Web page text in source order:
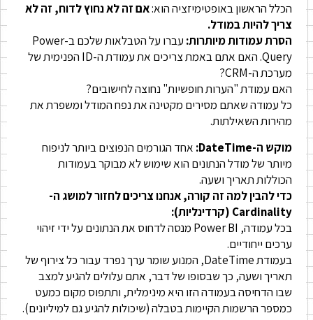
הכלל הראשון באופטימיזציה הוא:אם זה לא נחוץ לדוח, זה לא
צריך להיות במודל.
הסרת עמודות מיותרות:
עברו על הטבלאות שלכם ב-Power
Query. האם אתם באמת צריכים את עמודת ה-ID הפנימית של
מערכת ה-CRM?
האם עמודת "הערות חופשיות" נחוצה לחישובים?
כל עמודה שאתם מסירים מקטינה את נפח המודל ומשפרת את
מהירות השאילתות.
מוקש ה-DateTime:
אחד הגורמים הנפוצים ביותר לניפוח
מיותר של מודל הנתונים הוא שימוש לא מבוקר בעמודות
הכוללות תאריך ושעה.
כדי להבין למה זה קורה, אנחנו צריכים לחזור למושג ה-
Cardinality (קרדינליות):
בכל עמודה, Power BI מנסה לדחוס את הנתונים על ידי זיהוי
ערכים ייחודיים.
בעמודת DateTime, המנוע שומר ערך נפרד עבור כל צירוף של
תאריך ושעה, כך שבסופו של דבר, אתם עלולים להגיע למצב
שבו הדחיסה בעמודה הזו היא מינימלית, ותתפוס מקום כמעט
כמספר הרשמות הקיימות בטבלה (שיכולות להגיע גם למיליונים).